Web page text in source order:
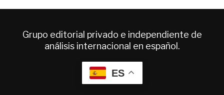
Grupo editorial privado e independiente de
análisis internacional en español.
ES